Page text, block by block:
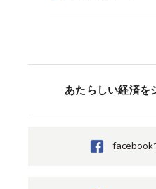
あたらしい経済を
facebook